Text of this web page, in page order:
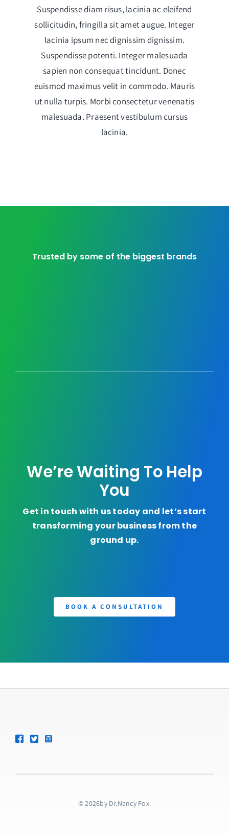
Suspendisse diam risus, lacinia ac eleifend
sollicitudin, fringilla sit amet augue. Integer
lacinia ipsum nec dignissim dignissim.
Suspendisse potenti. Integer malesuada
sapien non consequat tincidunt. Donec
euismod maximus velit in commodo. Mauris
ut nulla turpis. Morbi consectetur venenatis
malesuada. Praesent vestibulum cursus
lacinia.
Trusted by some of the biggest brands
We’re Waiting To Help
You
Get in touch with us today and let’s start
transforming your business from the
ground up.
BOOK A CONSULTATION
© 2026by Dr.Nancy Fox.